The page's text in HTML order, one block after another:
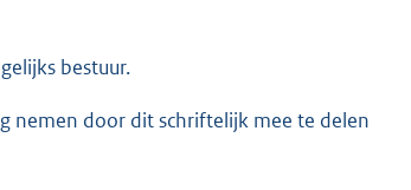
bestuur.
nemen door dit schriftelijk mee te delen